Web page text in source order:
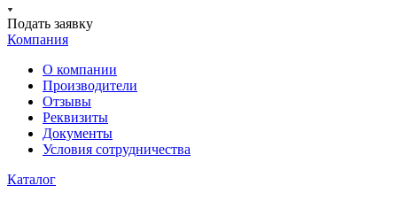
Подать заявку
Компания
О компании
Производители
Отзывы
Реквизиты
Документы
Условия сотрудничества
Каталог